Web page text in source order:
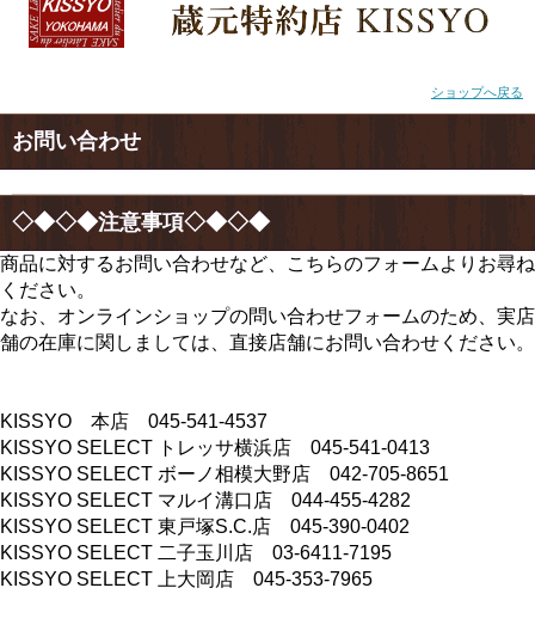
ショップへ戻る
お問い合わせ
◇◆◇◆注意事項◇◆◇◆
商品に対するお問い合わせなど、こちらのフォームよりお尋ね
ください。
なお、オンラインショップの問い合わせフォームのため、実店
舗の在庫に関しましては、直接店舗にお問い合わせください。
KISSYO 本店 045-541-4537
KISSYO SELECT トレッサ横浜店 045-541-0413
KISSYO SELECT ボーノ相模大野店 042-705-8651
KISSYO SELECT マルイ溝口店 044-455-4282
KISSYO SELECT 東戸塚S.C.店 045-390-0402
KISSYO SELECT 二子玉川店 03-6411-7195
KISSYO SELECT 上大岡店 045-353-7965